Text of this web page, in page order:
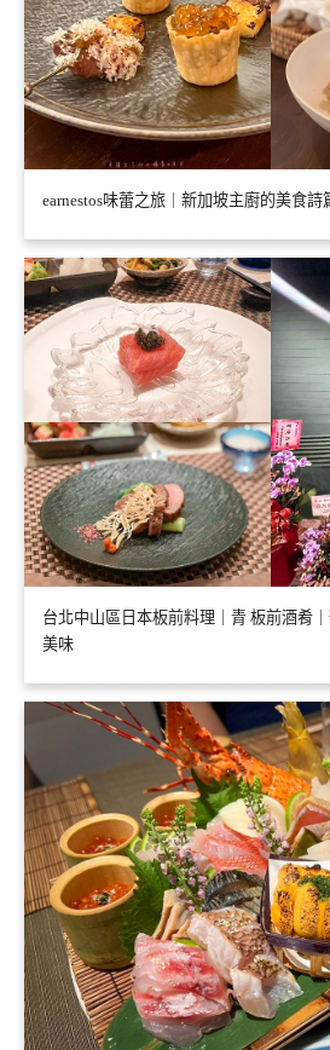
earnestos味蕾之旅｜新加坡主廚的美食
台北中山區日本板前料理｜青 板前酒肴
美味